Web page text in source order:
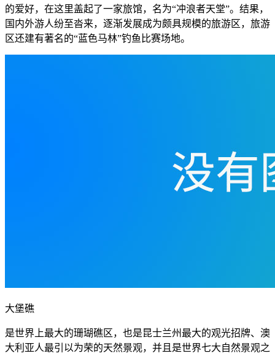
的爱好，在这里盖起了一家旅馆，名为“冲浪者天堂”。结果，
国内外游人纷至沓来，逐渐发展成为颇具规模的旅游区，旅游
区还建有著名的“蓝色马林”钓鱼比赛场地。
大堡礁
是世界上最大的珊瑚礁区，也是昆士兰州最大的观光招牌、澳
大利亚人最引以为荣的天然景观，并且是世界七大自然景观之